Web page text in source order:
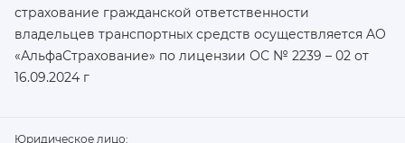
страхование гражданской ответственности
владельцев транспортных средств осуществляется AO
«АльфаСтрахование» по лицензии ОС № 2239 – 02 от
16.09.2024 г
Юридическое лицо: